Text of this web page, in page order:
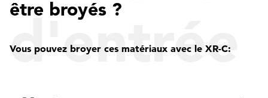
d'entrée
être broyés ?
Vous pouvez broyer ces matériaux avec le XR-C: